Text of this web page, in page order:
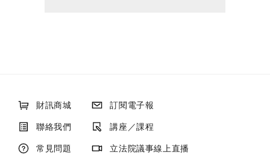
財訊商城
訂閱電子報
聯絡我們
講座／課程
常見問題
立法院議事線上直播